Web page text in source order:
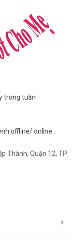
trong tuần
offline/ online
Thành, Quận 12, TP.